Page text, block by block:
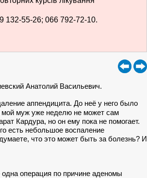
132-55-26; 066 792-72-10.
Анатолий Васильевич.
аппендицита. До неё у него было
мой муж уже неделю не может сам
Кардура, но он ему пока не помогает.
есть небольшое воспаление
что это может быть за болезнь? И
операция по причине аденомы